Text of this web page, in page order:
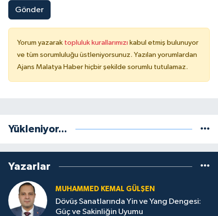
Gönder
Yorum yazarak topluluk kurallarımızı kabul etmiş bulunuyor
ve tüm sorumluluğu üstleniyorsunuz. Yazılan yorumlardan
Ajans Malatya Haber hiçbir şekilde sorumlu tutulamaz.
Yükleniyor...
Yazarlar
MUHAMMED KEMAL GÜLŞEN
Dövüş Sanatlarında Yin ve Yang Dengesi:
Güç ve Sakinliğin Uyumu